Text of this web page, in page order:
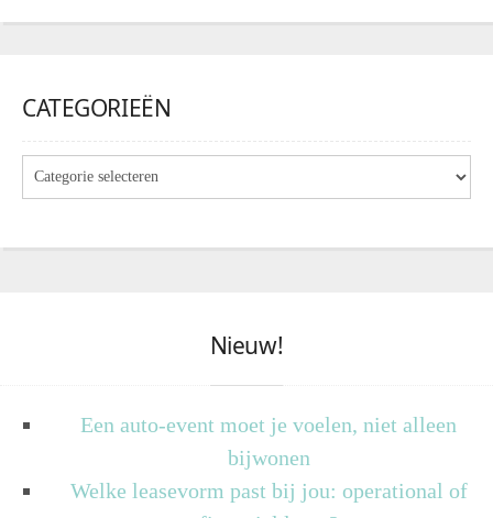
CATEGORIEËN
Nieuw!
Een auto-event moet je voelen, niet alleen
bijwonen
Welke leasevorm past bij jou: operational of